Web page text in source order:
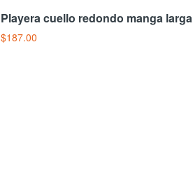
Playera cuello redondo manga larga
$187.00